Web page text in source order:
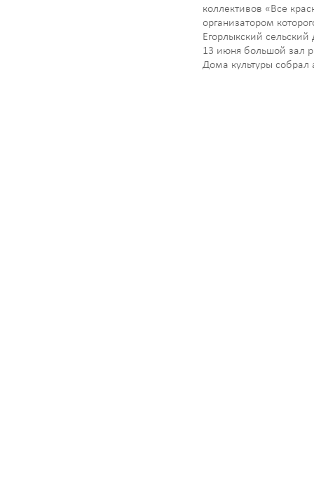
коллективов «Все
организатором
Егорлыкский сельский
13 июня большой зал
Дома культуры собрал
Егорлыкского